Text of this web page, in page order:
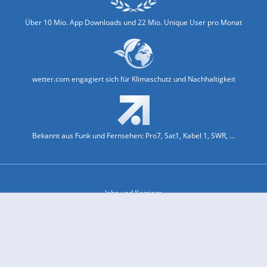
Über 10 Mio. App Downloads und 22 Mio. Unique User pro Monat
wetter.com engagiert sich für Klimaschutz und Nachhaltigkeit
Bekannt aus Funk und Fernsehen: Pro7, Sat1, Kabel 1, SWR, ...
Jobs und Karriere